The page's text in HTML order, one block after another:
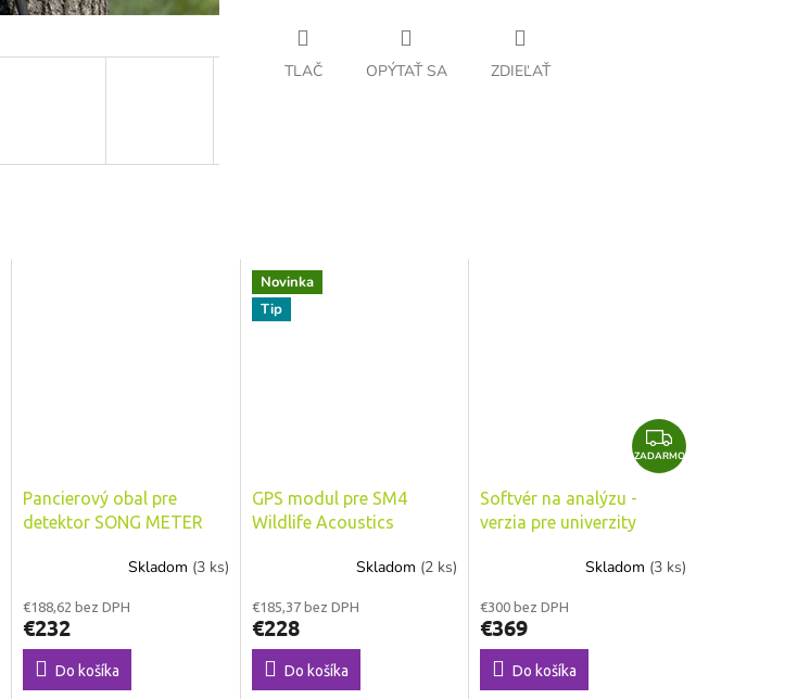
TLAČ OPÝTAŤ SA ZDIEĽAŤ
Pancierový obal pre
detektor SONG METER
Skladom (3 ks)
€188,62 bez DPH
€232
Do košíka
Novinka
Tip
GPS modul pre SM4
Wildlife Acoustics
Skladom (2 ks)
€185,37 bez DPH
€228
Do košíka
Z
A
M
ZADARMO
Softvér na analýzu -
verzia pre univerzity
Kaleidoscope PRO (1
Skladom (3 ks)
€300 bez DPH
€369
Do košíka